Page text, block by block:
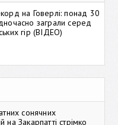
на Говерлі: понад 30
заграли серед
гір (ВІДЕО)
сонячних
на Закарпатті стрімко